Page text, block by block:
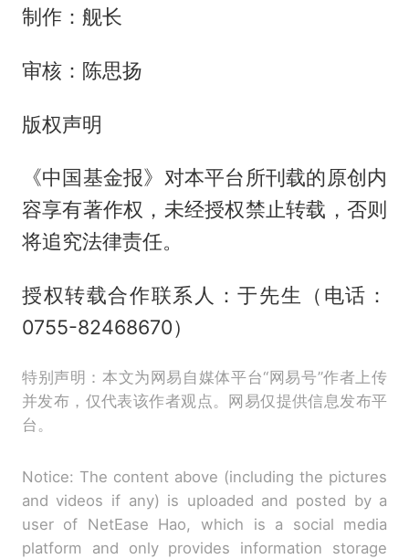
制作：舰长
审核：陈思扬
版权声明
《中国基金报》对本平台所刊载的原创内
容享有著作权，未经授权禁止转载，否则
将追究法律责任。
授权转载合作联系人：于先生（电话：
0755-82468670）
特别声明：本文为网易自媒体平台“网易号”作者上传
并发布，仅代表该作者观点。网易仅提供信息发布平
台。
Notice: The content above (including the pictures
and videos if any) is uploaded and posted by a
user of NetEase Hao, which is a social media
platform and only provides information storage